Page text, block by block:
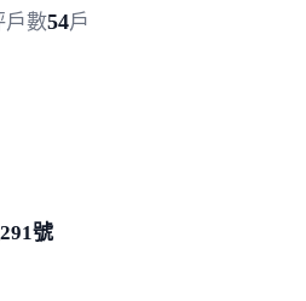
戶數54戶
291號